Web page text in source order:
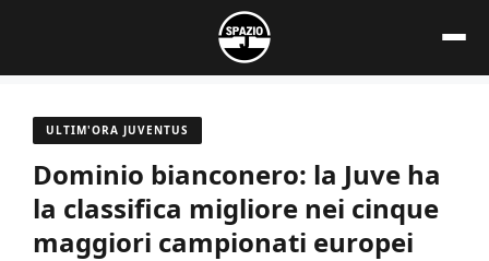
contenuto
ULTIM'ORA JUVENTUS
Dominio bianconero: la Juve ha
la classifica migliore nei cinque
maggiori campionati europei